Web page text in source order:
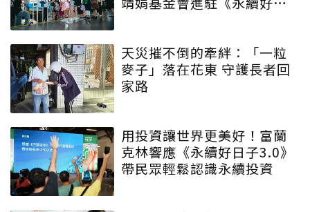
天災摧不倒的牽絆：「一粒
麥子」落在花東 守護長者回
家路
用投資讓世界更美好！富蘭
克林響應《永續好日子3.0》
帶民眾輕鬆認識永續投資